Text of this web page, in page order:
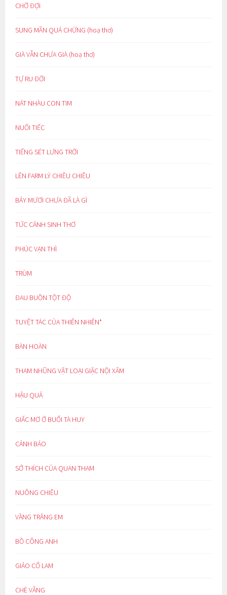
CHỜ ĐỢI
SUNG MÃN QUÁ CHỪNG (hoạ thơ)
GIÀ VẪN CHƯA GIÀ (hoạ thơ)
TỰ RU ĐỜI
NÁT NHÀU CON TIM
NUỐI TIẾC
TIẾNG SÉT LƯNG TRỜI
LÊN FARM LÝ CHIỀU CHIỀU
BẢY MƯƠI CHƯA ĐÃ LÀ GÌ
TỨC CẢNH SINH THƠ
PHÚC VẠN THÌ
TRÙM
ĐAU BUỒN TỘT ĐỘ
TUYỆT TÁC CỦA THIÊN NHIÊN*
BÀN HOÀN
THAM NHŨNG VẶT LOẠI GIẶC NỘI XÂM
HẬU QUẢ
GIẤC MƠ Ở BUỔI TÀ HUY
CẢNH BÁO
SỞ THÍCH CỦA QUAN THAM
NUÔNG CHIỀU
VẦNG TRĂNG EM
BỒ CÔNG ANH
GIẢO CỔ LAM
CHÈ VẰNG